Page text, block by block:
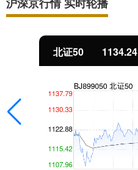
北证50 1134.24